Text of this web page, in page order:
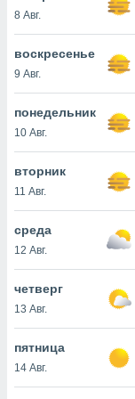
действия
рекламу
нашей
cookie
cookie
в
нашего
8 Авг.
воскресенье
9 Авг.
понедельник
10 Авг.
вторник
11 Авг.
среда
12 Авг.
четверг
13 Авг.
пятница
14 Авг.